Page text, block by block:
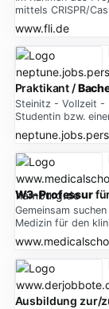
mittels CRISPR/
www.fli.de
Praktikant /
Steinitz - Vollzeit -
Studentin bzw.
W3-Professur
Gemeinsam
Medizin für den
Ausbildung zur/